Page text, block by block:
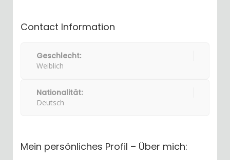
Contact Information
Geschlecht:
Weiblich
Nationalität:
Deutsch
Mein persönliches Profil – Über mich: